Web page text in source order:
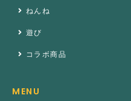
ねんね
遊び
コラボ商品
MENU